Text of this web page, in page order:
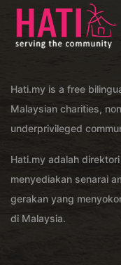
Hati.my is a free
Malaysian charities,
underprivileged
Hati.my adalah
menyediakan senarai
gerakan yang
di Malaysia.